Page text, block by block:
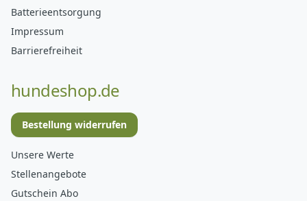
Batterieentsorgung
Impressum
Barrierefreiheit
hundeshop.de
Bestellung widerrufen
Unsere Werte
Stellenangebote
Gutschein Abo